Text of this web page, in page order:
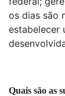
os dias são
estabelecer
Quais são as